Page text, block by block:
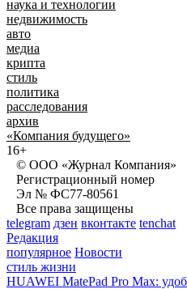
наука и технологии
недвижимость
авто
медиа
крипта
стиль
политика
расследования
архив
«Компания будущего»
16+
© ООО «Журнал Компания»
Регистрационный номер
Эл № ФС77-80561
Все права защищены
telegram дзен вконтакте tenchat
Редакция
популярное Новости
стиль жизни
HUAWEI MatePad Pro Max: